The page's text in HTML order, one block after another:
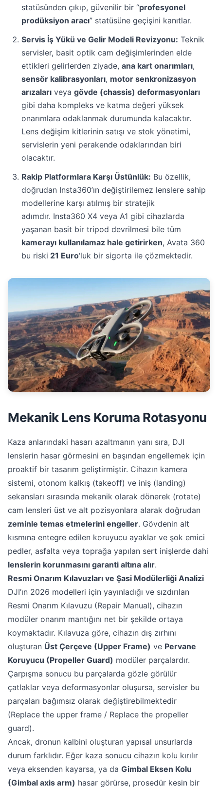
statüsünden çıkıp, güvenilir bir “profesyonel
prodüksiyon aracı” statüsüne geçişini kanıtlar.
Servis İş Yükü ve Gelir Modeli Revizyonu: Teknik
servisler, basit optik cam değişimlerinden elde
ettikleri gelirlerden ziyade, ana kart onarımları,
sensör kalibrasyonları, motor senkronizasyon
arızaları veya gövde (chassis) deformasyonları
gibi daha kompleks ve katma değeri yüksek
onarımlara odaklanmak durumunda kalacaktır.
Lens değişim kitlerinin satışı ve stok yönetimi,
servislerin yeni perakende odaklarından biri
olacaktır.
Rakip Platformlara Karşı Üstünlük: Bu özellik,
doğrudan Insta360’ın değiştirilemez lenslere sahip
modellerine karşı atılmış bir stratejik
adımdır. Insta360 X4 veya A1 gibi cihazlarda
yaşanan basit bir tripod devrilmesi bile tüm
kamerayı kullanılamaz hale getirirken, Avata 360
bu riski 21 Euro‘luk bir sigorta ile çözmektedir.
Mekanik Lens Koruma Rotasyonu
Kaza anlarındaki hasarı azaltmanın yanı sıra, DJI
lenslerin hasar görmesini en başından engellemek için
proaktif bir tasarım geliştirmiştir. Cihazın kamera
sistemi, otonom kalkış (takeoff) ve iniş (landing)
sekansları sırasında mekanik olarak dönerek (rotate)
cam lensleri üst ve alt pozisyonlara alarak doğrudan
zeminle temas etmelerini engeller. Gövdenin alt
kısmına entegre edilen koruyucu ayaklar ve şok emici
pedler, asfalta veya toprağa yapılan sert inişlerde dahi
lenslerin korunmasını garanti altına alır.
Resmi Onarım Kılavuzları ve Şasi Modülerliği Analizi
DJI’ın 2026 modelleri için yayınladığı ve sızdırılan
Resmi Onarım Kılavuzu (Repair Manual), cihazın
modüler onarım mantığını net bir şekilde ortaya
koymaktadır. Kılavuza göre, cihazın dış zırhını
oluşturan Üst Çerçeve (Upper Frame) ve Pervane
Koruyucu (Propeller Guard) modüler parçalardır.
Çarpışma sonucu bu parçalarda gözle görülür
çatlaklar veya deformasyonlar oluşursa, servisler bu
parçaları bağımsız olarak değiştirebilmektedir
(Replace the upper frame / Replace the propeller
guard).
Ancak, dronun kalbini oluşturan yapısal unsurlarda
durum farklıdır. Eğer kaza sonucu cihazın kolu kırılır
veya eksenden kayarsa, ya da Gimbal Eksen Kolu
(Gimbal axis arm) hasar görürse, prosedür kesin bir